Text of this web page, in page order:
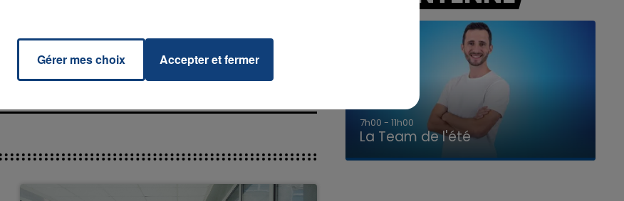
7h00 - 11h00
La Team de l'été
Gérer mes choix Accepter et fermer